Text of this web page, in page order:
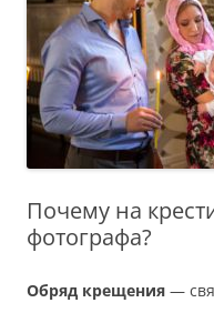
Почему на
фотографа?
Обряд крещения —